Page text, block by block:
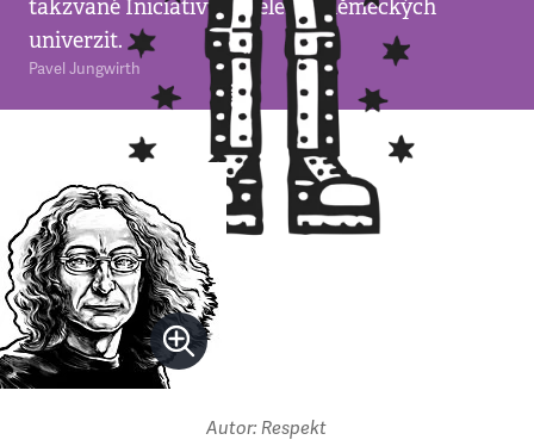
takzvané Iniciativy excelence německých
univerzit.
Pavel Jungwirth
Autor: Respekt